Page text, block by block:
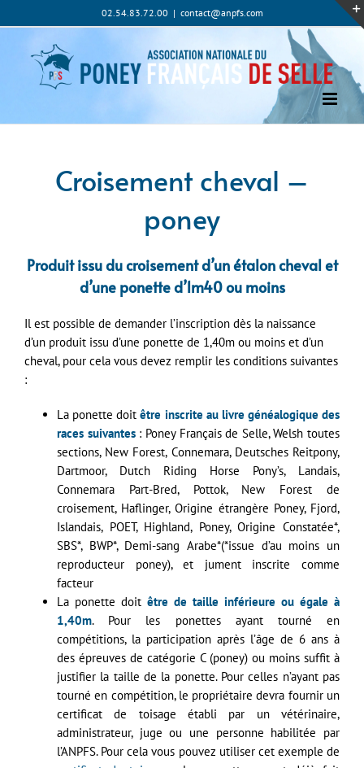
au
02.54.83.72.00 | contact@anpfs.com
Croisement cheval –
poney
Produit issu du croisement d’un étalon cheval et
d’une ponette d’1m40 ou moins
Il est possible de demander l’inscription dès la naissance
d’un produit issu d’une ponette de 1,40m ou moins et d’un
cheval, pour cela vous devez remplir les conditions suivantes
:
La ponette doitêtre inscrite au livre généalogique des
races suivantes: Poney Français de Selle, Welsh toutes
sections, New Forest, Connemara, Deutsches Reitpony,
Dartmoor, Dutch Riding Horse Pony’s, Landais,
Connemara Part-Bred, Pottok, New Forest de
croisement, Haflinger, Origine étrangère Poney, Fjord,
Islandais, POET, Highland, Poney, Origine Constatée*,
SBS*, BWP*, Demi-sang Arabe*(*issue d’au moins un
reproducteur poney), et jument inscrite comme
facteur
La ponette doit être de taille inférieure ou égale à
1,40m. Pour les ponettes ayant tourné en
compétitions, la participation après l’âge de 6 ans à
des épreuves de catégorie C (poney) ou moins suffit à
justifier la taille de la ponette. Pour celles n’ayant pas
tourné en compétition, le propriétaire devra fournir un
certificat de toisage établi par un vétérinaire,
administrateur, juge ou une personne habilitée par
l’ANPFS. Pour cela vous pouvez utiliser cet exemple de